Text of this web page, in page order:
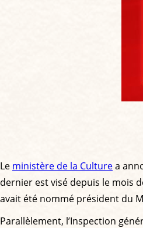
Le ministère de la Culturea
dernier est visé depuis le mois
avait été nommé président du
Parallèlement, l’Inspection